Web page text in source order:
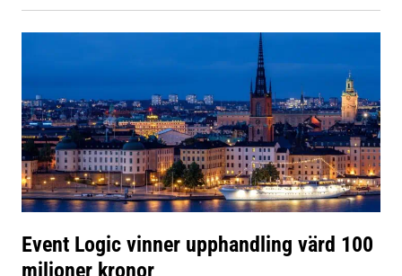
Event Logic vinner upphandling värd 100
miljoner kronor